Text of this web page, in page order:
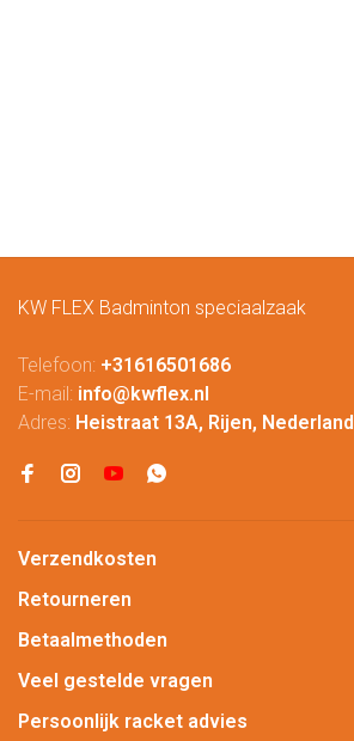
KW FLEX Badminton speciaalzaak
Telefoon: +31616501686
E-mail: info@kwflex.nl
Adres: Heistraat 13A, Rijen, Nederland
Verzendkosten
Retourneren
Betaalmethoden
Veel gestelde vragen
Persoonlijk racket advies